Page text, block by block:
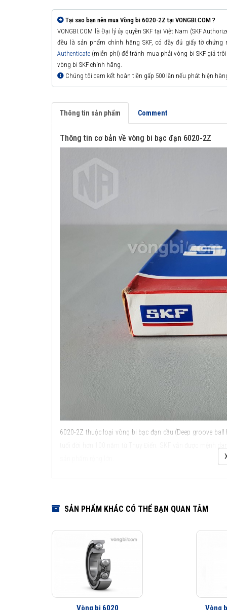
Tại sao bạn nên mua Vòng bi 6020-2Z tại VONGBI.COM ?
VONGBI.COM là Đại lý ủy quyền SKF tại Việt Nam (SKF
đều là sản phẩm chính hãng SKF, có đầy đủ giấy tờ
Authenticate (miễn phí) để tránh mua phải vòng bi SKF giả
vòng bi SKF chính hãng.
Chúng tôi cam kết hoàn tiền gấp 500 lần nếu phát hiện
Thông tin sản phẩm Comment
Thông tin cơ bản về vòng bi bạc đạn 6020-2Z
6020-2Z thuộc loại vòng bi bạc đạn cầu (Deep groove
SẢN PHẨM KHÁC CÓ THỂ BẠN QUAN TÂM